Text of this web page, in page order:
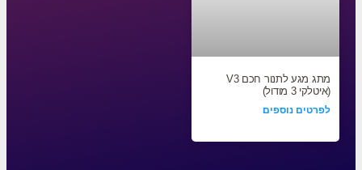
מתג מגע לתנור חכם V3
(איטלקי 3 מודול)
לפרטים נוספים